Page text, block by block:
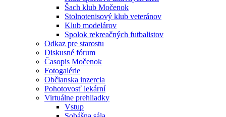
Šach klub Močenok
Stolnotenisový klub veteránov
Klub modelárov
Spolok rekreačných futbalistov
Odkaz pre starostu
Diskusné fórum
Časopis Močenok
Fotogalérie
Občianska inzercia
Pohotovosť lekární
Virtuálne prehliadky
Vstup